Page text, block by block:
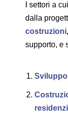
I settori a
dalla
costruzioni
supporto, e